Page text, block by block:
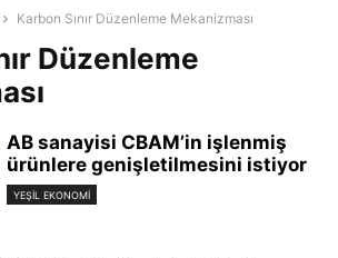
Karbon Sınır Düzenleme Mekanizması
Düzenleme
AB sanayisi CBAM’in işlenmiş
ürünlere genişletilmesini istiyor
YEŞIL EKONOMI